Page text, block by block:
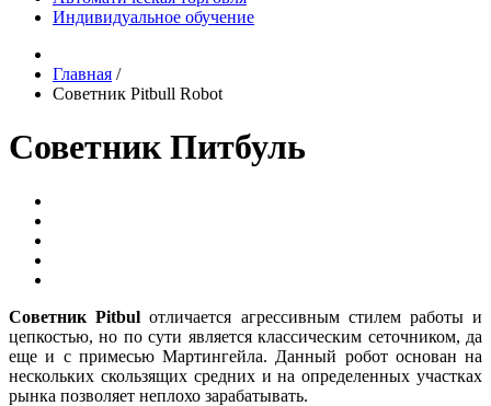
Индивидуальное обучение
Главная /
Советник Pitbull Robot
Советник Питбуль
Советник Pitbul отличается агрессивным стилем работы и
цепкостью, но по сути является классическим сеточником, да
еще и с примесью Мартингейла. Данный робот основан на
нескольких скользящих средних и на определенных участках
рынка позволяет неплохо зарабатывать.